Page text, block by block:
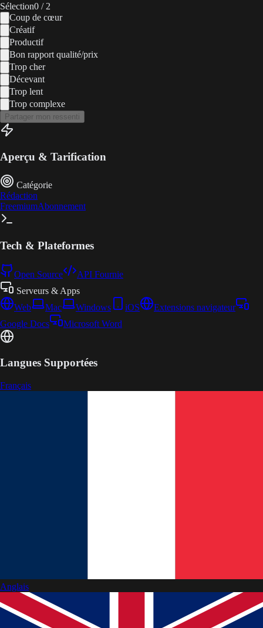
Sélection0 / 2
Coup de cœur
Créatif
Productif
Bon rapport qualité/prix
Trop cher
Décevant
Trop lent
Trop complexe
Partager mon ressenti
Aperçu & Tarification
Catégorie
Rédaction
FreemiumAbonnement
Tech & Plateformes
Open Source
API Fournie
Serveurs & Apps
Web
Mac Windows iOS
Extensions navigateur
Google Docs
Microsoft Word
Langues Supportées
Français
Anglais